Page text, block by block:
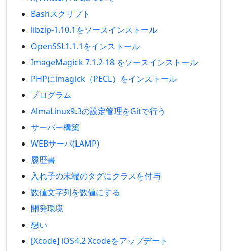
Bashスクリプト
libzip-1.10.1をソースインストール
OpenSSL1.1.1をインストール
ImageMagick 7.1.2-18 をソースインストール
PHPにimagick（PECL）をインストール
プログラム
AlmaLinux9.3の設定管理をGitで行う
サーバー構築
WEBサーバ(LAMP)
履歴書
入れ子の末端のタグにクラスを付与
数値文字列を数値にする
開発環境
想い
[Xcode] iOS4.2 Xcodeをアップデート